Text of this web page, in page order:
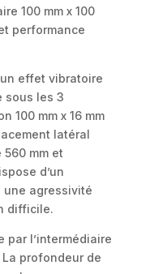
100 mm x 100
performance
effet vibratoire
sous les 3
100 mm x 16 mm
latéral
mm et
d’un
agressivité
difficile.
par l’intermédiaire
La profondeur de